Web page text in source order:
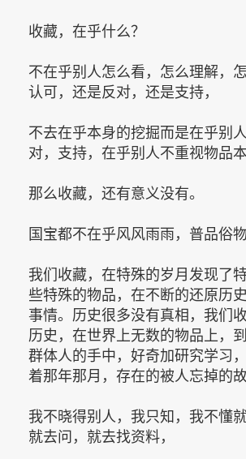
收藏，在乎什么？
不在乎别人怎么看，怎么理解，
认可，还是反对，还是支持，
不去在乎本身的挖掘而是在乎别
对，支持，在乎别人不重视物品
那么收藏，还有意义没有。
国宝都不在乎风风雨雨，普品俗
我们收藏，在特殊的岁月发现了
些特殊的物品，在不断的还原历
事情。历史很多没有真相，我们
历史，在世界上无数的物品上，
群体人的手中，好奇加研究学习
着那年那月，存在的被人忘掉的故
我不晓得别人，我只知，我不懂
就去问，就去找资料，